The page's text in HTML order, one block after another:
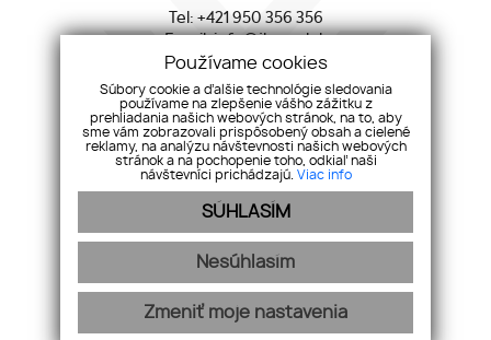
Tel:+421 950 356 356
Sociálne siete:
Facebook
Youtube
Instagram
LinkedIn
NEHNUTEĽNOSTÍ
KÚPA
KARIÉRA BLOG KONTAKT GDPR COOKIES
|
Používame cookies
Súbory cookie a ďalšie technológie sledovania
používame na zlepšenie vášho zážitku z
prehliadania našich webových stránok, na to, aby
sme vám zobrazovali prispôsobený obsah a cielené
reklamy, na analýzu návštevnosti našich webových
stránok a na pochopenie toho, odkiaľ naši
návštevníci prichádzajú. Viac info
SÚHLASÍM
Nesúhlasím
Zmeniť moje nastavenia